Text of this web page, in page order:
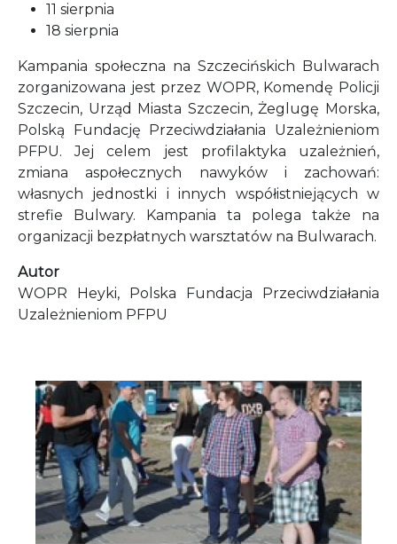
11 sierpnia
18 sierpnia
Kampania społeczna na Szczecińskich Bulwarach
zorganizowana jest przez WOPR, Komendę Policji
Szczecin, Urząd Miasta Szczecin, Żeglugę Morska,
Polską Fundację Przeciwdziałania Uzależnieniom
PFPU. Jej celem jest profilaktyka uzależnień,
zmiana aspołecznych nawyków i zachowań:
własnych jednostki i innych współistniejących w
strefie Bulwary. Kampania ta polega także na
organizacji bezpłatnych warsztatów na Bulwarach.
Autor
WOPR Heyki, Polska Fundacja Przeciwdziałania
Uzależnieniom PFPU